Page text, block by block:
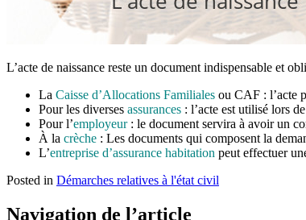
L’acte de naissance reste un document indispensable et
La Caisse d’Allocations Familiales ou CAF : l’acte
Pour les diverses assurances : l’acte est utilisé lors
Pour l’employeur: le document servira à avoir un
À la crèche : Les documents qui composent la
L’entreprise d’assurance habitation peut effectuer
Posted in Démarches relatives à l'état civil
Navigation de l’article